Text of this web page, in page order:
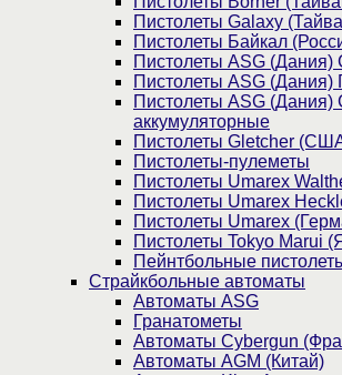
Пистолеты Galaxy
Пистолеты Байкал
Пистолеты ASG (Дания)
Пистолеты ASG
Пистолеты ASG (Дания)
аккумуляторные
Пистолеты Gletcher
Пистолеты-пулеметы
Пистолеты Umarex
Пистолеты Umarex
Пистолеты Umarex
Пистолеты Tokyo Marui
Пейнтбольные
Страйкбольные автоматы
Автоматы ASG
Гранатометы
Автоматы Cybergun
Автоматы AGM (Китай)